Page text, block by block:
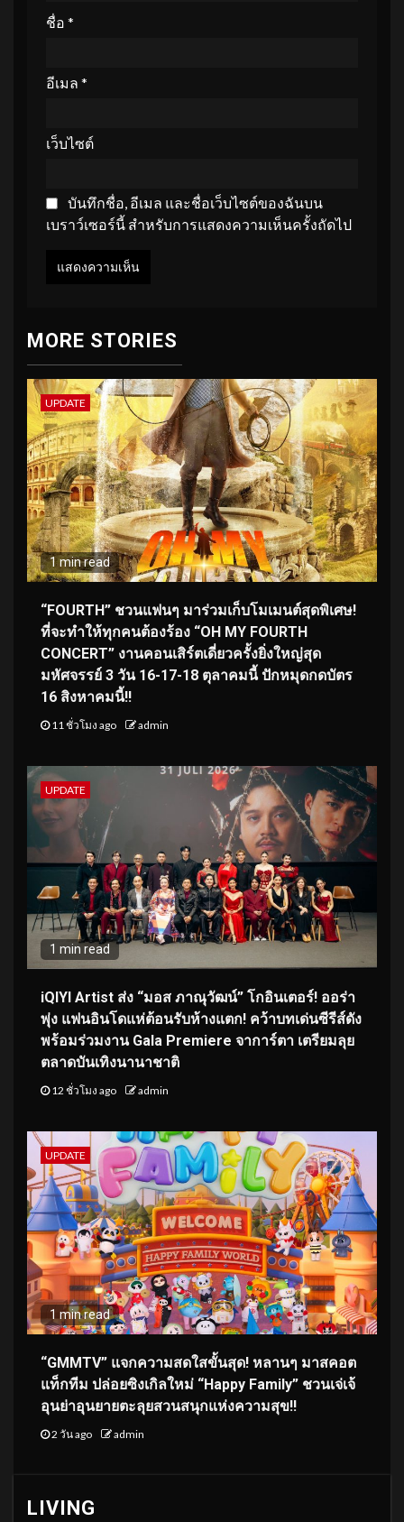
ชื่อ *
อีเมล *
เว็บไซต์
บันทึกชื่อ, อีเมล และชื่อเว็บไซต์ของฉันบน
เบราว์เซอร์นี้ สำหรับการแสดงความเห็นครั้งถัดไป
MORE STORIES
UPDATE
1 min read
“FOURTH” ชวนแฟนๆ มาร่วมเก็บโมเมนต์สุดพิเศษ!
ที่จะทำให้ทุกคนต้องร้อง “OH MY FOURTH
CONCERT” งานคอนเสิร์ตเดี่ยวครั้งยิ่งใหญ่สุด
มหัศจรรย์ 3 วัน 16-17-18 ตุลาคมนี้ ปักหมุดกดบัตร
16 สิงหาคมนี้!!
11 ชั่วโมง ago admin
UPDATE
1 min read
iQIYI Artist ส่ง “มอส ภาณุวัฒน์” โกอินเตอร์! ออร่า
พุ่ง แฟนอินโดแห่ต้อนรับห้างแตก! คว้าบทเด่นซีรีส์ดัง
พร้อมร่วมงาน Gala Premiere จาการ์ตา เตรียมลุย
ตลาดบันเทิงนานาชาติ
12 ชั่วโมง ago admin
UPDATE
1 min read
“GMMTV” แจกความสดใสขั้นสุด! หลานๆ มาสคอต
แท็กทีม ปล่อยซิงเกิลใหม่ “Happy Family” ชวนเจ่เจ้
อุนย่าอุนยายตะลุยสวนสนุกแห่งความสุข!!
2 วัน ago admin
LIVING